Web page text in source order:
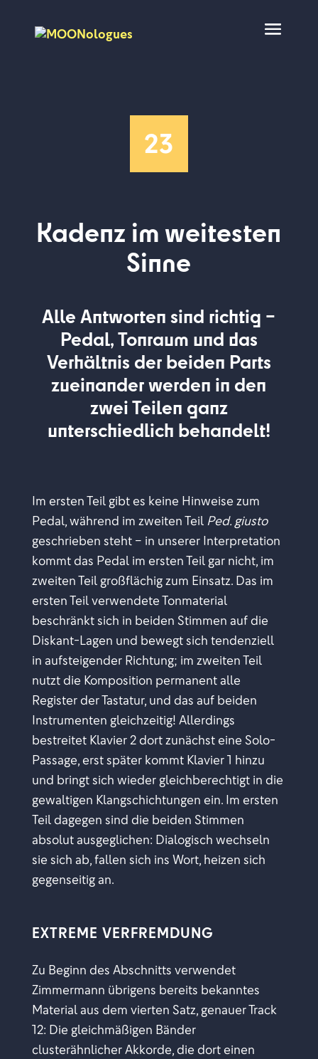
23
Kadenz im weitesten
Sinne
Alle Antworten sind richtig –
Pedal, Tonraum und das
Verhältnis der beiden Parts
zueinander werden in den
zwei Teilen ganz
unterschiedlich behandelt!
Im ersten Teil gibt es keine Hinweise zum
Pedal, während im zweiten Teil Ped. giusto
geschrieben steht – in unserer Interpretation
kommt das Pedal im ersten Teil gar nicht, im
zweiten Teil großflächig zum Einsatz. Das im
ersten Teil verwendete Tonmaterial
beschränkt sich in beiden Stimmen auf die
Diskant-Lagen und bewegt sich tendenziell
in aufsteigender Richtung; im zweiten Teil
nutzt die Komposition permanent alle
Register der Tastatur, und das auf beiden
Instrumenten gleichzeitig! Allerdings
bestreitet Klavier 2 dort zunächst eine Solo-
Passage, erst später kommt Klavier 1 hinzu
und bringt sich wieder gleichberechtigt in die
gewaltigen Klangschichtungen ein. Im ersten
Teil dagegen sind die beiden Stimmen
absolut ausgeglichen: Dialogisch wechseln
sie sich ab, fallen sich ins Wort, heizen sich
gegenseitig an.
EXTREME VERFREMDUNG
Zu Beginn des Abschnitts verwendet
Zimmermann übrigens bereits bekanntes
Material aus dem vierten Satz, genauer Track
12: Die gleichmäßigen Bänder
clusterähnlicher Akkorde, die dort einen